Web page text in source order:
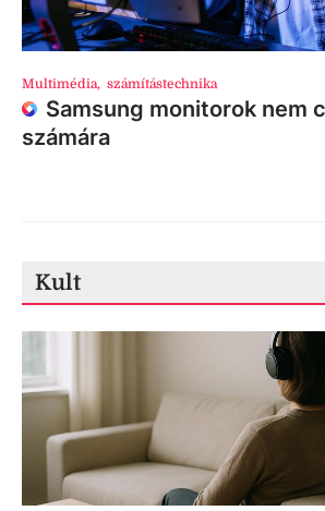
Multimédia, számítástechnika
Samsung monitorok nem
számára
Kult